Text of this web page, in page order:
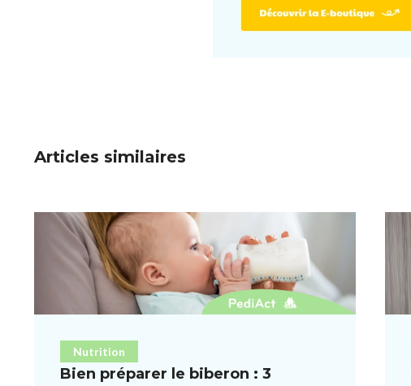
Articles similaires
Nutrition
Bien préparer le biberon : 3